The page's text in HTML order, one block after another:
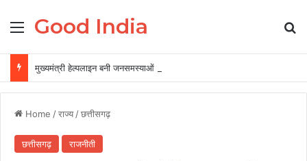
Menu
Good India
मुख्यमंत्री हेल्पलाइन बनी जनसमस्याओं के त्वरित समाधान की प्रभावी व्यवस्था
Home /राज्य /छत्तीसगढ़
छत्तीसगढ़ राजनीती